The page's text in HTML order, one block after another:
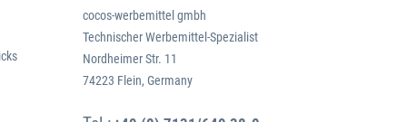
cocos-werbemittel gmbh
Technischer Werbemittel-Spezialist
Nordheimer Str. 11
74223 Flein, Germany